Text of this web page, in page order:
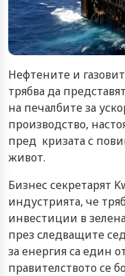
Нефтените и
трябва да
на печалбите за
производство,
пред кризата с
живот.
Бизнес секретарят
индустрията, че
инвестиции в
през следващите
за енергия са един
правителството се